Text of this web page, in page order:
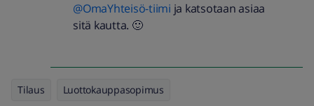
@OmaYhteisö-tiimi ja katsotaan asiaa
sitä kautta. 🙂
Tilaus Luottokauppasopimus